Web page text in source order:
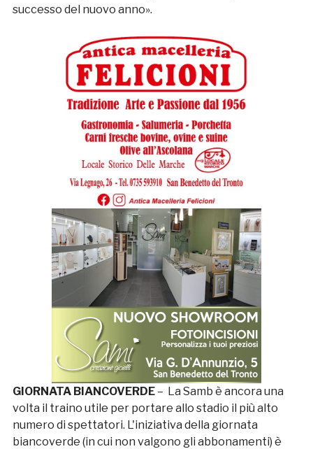
successo del nuovo anno».
GIORNATA BIANCOVERDE – La Samb è ancora una
volta il traino utile per portare allo stadio il più alto
numero di spettatori. L'iniziativa della giornata
biancoverde (in cui non valgono gli abbonamenti) è